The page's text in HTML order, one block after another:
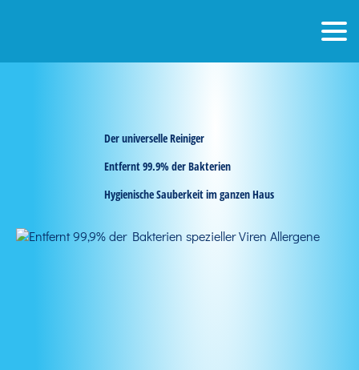
Der universelle Reiniger
Entfernt 99.9% der Bakterien
Hygienische Sauberkeit im ganzen Haus